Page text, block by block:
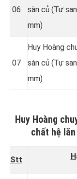
06
sàn củ (Tự
mm)
07
Huy Hoàng
sàn củ (Tự
mm)
Huy Hoàng
chất hệ
Stt